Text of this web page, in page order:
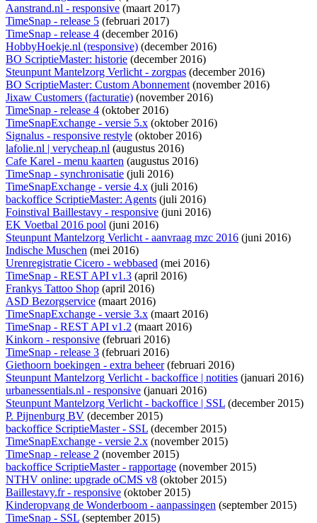
Aanstrand.nl - responsive (maart 2017)
TimeSnap - release 5 (februari 2017)
TimeSnap - release 4 (december 2016)
HobbyHoekje.nl (responsive) (december 2016)
BO ScriptieMaster: historie (december 2016)
Steunpunt Mantelzorg Verlicht - zorgpas (december 2016)
BO ScriptieMaster: Custom Abonnement(november 2016)
Jixaw Customers (facturatie) (november 2016)
TimeSnap - release 4 (oktober 2016)
TimeSnapExchange - versie 5.x (oktober 2016)
Signalus - responsive restyle (oktober 2016)
lafolie.nl | verycheap.nl (augustus 2016)
Cafe Karel - menu kaarten (augustus 2016)
TimeSnap - synchronisatie (juli 2016)
TimeSnapExchange - versie 4.x (juli 2016)
backoffice ScriptieMaster: Agents (juli 2016)
Foinstival Baillestavy - responsive (juni 2016)
EK Voetbal 2016 pool (juni 2016)
Steunpunt Mantelzorg Verlicht - aanvraag mzc 2016 (juni 2016)
Indische Muschen (mei 2016)
Urenregistratie Cicero - webbased (mei 2016)
TimeSnap - REST API v1.3 (april 2016)
Frankys Tattoo Shop (april 2016)
ASD Bezorgservice (maart 2016)
TimeSnapExchange - versie 3.x (maart 2016)
TimeSnap - REST API v1.2 (maart 2016)
Kinkorn - responsive (februari 2016)
TimeSnap - release 3 (februari 2016)
Giethoorn boekingen - extra beheer(februari 2016)
Steunpunt Mantelzorg Verlicht - backoffice | notities (januari 2016)
urbanessentials.nl - responsive (januari 2016)
Steunpunt Mantelzorg Verlicht - backoffice | SSL (december 2015)
P. Pijnenburg BV (december 2015)
backoffice ScriptieMaster - SSL (december 2015)
TimeSnapExchange - versie 2.x (november 2015)
TimeSnap - release 2 (november 2015)
backoffice ScriptieMaster - rapportage (november 2015)
NTHV online: upgrade oCMS v8 (oktober 2015)
Baillestavy.fr - responsive (oktober 2015)
Kinderopvang de Wonderboom - aanpassingen (september 2015)
TimeSnap - SSL (september 2015)